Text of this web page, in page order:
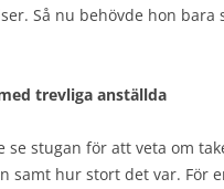
Så nu behövde hon
trevliga anställda
se stugan för att veta om
samt hur stort det var. För